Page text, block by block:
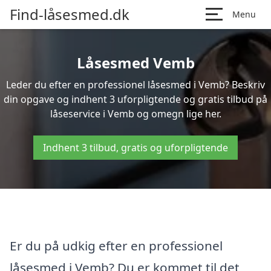
Find-låsesmed.dk Menu
Låsesmed Vemb
Leder du efter en professionel låsesmed i Vemb? Beskriv
din opgave og indhent 3 uforpligtende og gratis tilbud på
låseservice i Vemb og omegn lige her.
Indhent 3 tilbud, gratis og uforpligtende
Er du på udkig efter en professionel
låsesmed i Vemb? Du er kommet til det